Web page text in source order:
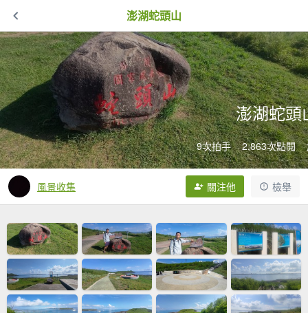
澎湖蛇頭山
澎湖蛇頭
9次拍手 2,863次點閱
風景收集 關注他 檢舉